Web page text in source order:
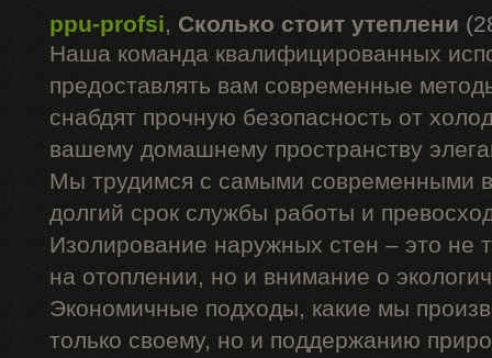
ppu-profsi, Сколько стоит утеплени
Наша команда квалифицированных
предоставлять вам современные
снабдят прочную безопасность от
вашему домашнему пространству
Мы трудимся с самыми современными
долгий срок службы работы и
Изолирование наружных стен – это не
на отоплении, но и внимание о
Экономичные подходы, какие мы
только своему, но и поддержанию